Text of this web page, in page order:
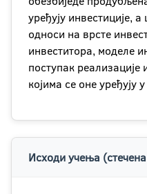
уређују инвестиције,
односи на врсте
инвеститора, моделе
поступак реализације
којима се оне уређују
Исходи учења